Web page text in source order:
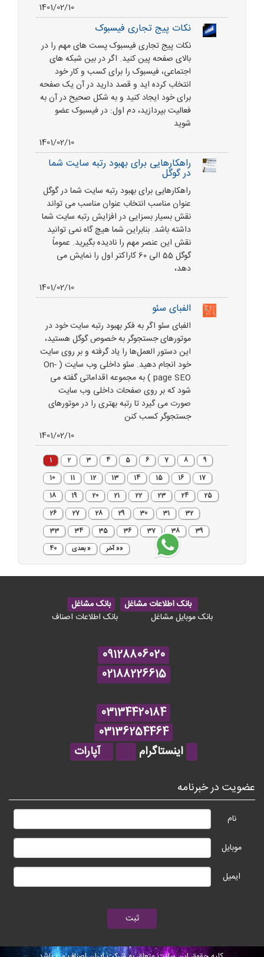
1401/02/10
نکات پیج تجاری فیسبوک
نکات پیج تجاری فیسبوک پست های مهم را در
بالای صفحه پین کنید. اگر در بین شبکه های
اجتماعی، فیسبوک را برای کسب و کار خود
انتخاب کرده اید و قصد دارید در آن یک صفحه
برای خود ایجاد کنید و به شکل صحیح در آن به
فعالیت بپردازید، دم اول: در فیسبوک عضو
شوید
1401/02/10
راهکارهایی برای بهبود رتبه سایت شما
در گوگل
راهکارهایی برای بهبود رتبه سایت شما در گوگل
عنوان مناسب انتخاب عنوان مناسب می تواند
نقش بسیار بسزایی در افزایش رتبه سایت شما
داشته باشد. بنابراین شما هیچ گاه نمی توانید
نقش این عنصر مهم را نادیده بگیرید. عموماً
گوگل 55 الی 60 کاراکتر اول را نمایش می
دهد،
1401/02/10
الفبای سئو
الفبای سئو اگر به فکر بهبود رتبه سایت خود در
موتورهای جستجوگر به خصوص گوگل هستید،
این دستور العمل‌ها را یاد گرفته و بر روی سایت
خود انجام دهید. سئو داخلی وب سایت ( On-
page SEO ) به مجموعه اقداماتی گفته می
شود که بر روی صفحات داخلی وب سایت
صورت می گیرد تا رتبه بهتری را در موتورهای
جستجوگر کسب کنن
1401/02/10
1 2 3 4 5 6 7 8
9
10
11 12 13 14 15 16
17
18
19 20 21 22 23 24
25
26
27 28 29 30 31
32
33
34 35 36 37 38
39
40
« بعدی «« آخر
بانک اطلاعات مشاغل
بانک مشاغل
بانک موبایل مشاغل
بانک اطلاعات اصناف
09128806020
02188226615
03134420184
03136254464
اینستاگرام
آپارات
عضویت در خبرنامه
نام
موبایل
ایمیل